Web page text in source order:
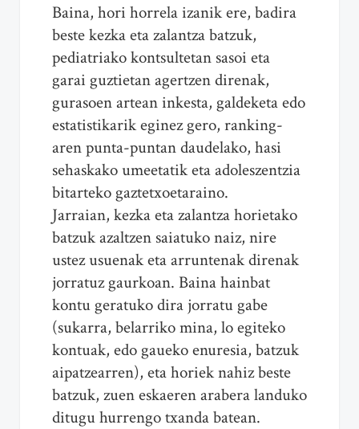
Baina, hori horrela izanik ere, badira
beste kezka eta zalantza batzuk,
pediatriako kontsultetan sasoi eta
garai guztietan agertzen direnak,
gurasoen artean inkesta, galdeketa edo
estatistikarik eginez gero, ranking-
aren punta-puntan daudelako, hasi
sehaskako umeetatik eta adoleszentzia
bitarteko gaztetxoetaraino.
Jarraian, kezka eta zalantza horietako
batzuk azaltzen saiatuko naiz, nire
ustez usuenak eta arruntenak direnak
jorratuz gaurkoan. Baina hainbat
kontu geratuko dira jorratu gabe
(sukarra, belarriko mina, lo egiteko
kontuak, edo gaueko enuresia, batzuk
aipatzearren), eta horiek nahiz beste
batzuk, zuen eskaeren arabera landuko
ditugu hurrengo txanda batean.